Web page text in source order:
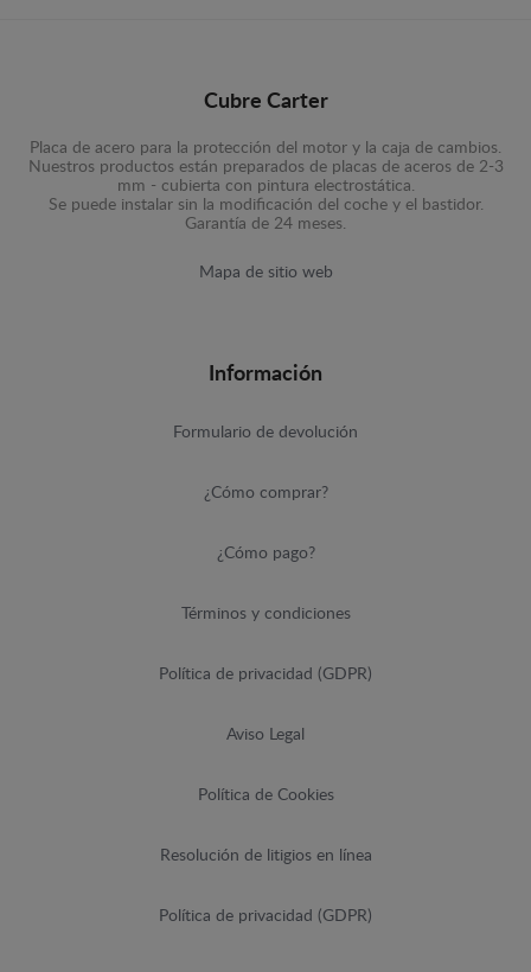
Cubre Carter
Placa de acero para la protección del motor y la caja de cambios.
Nuestros productos están preparados de placas de aceros de 2-3
mm - cubierta con pintura electrostática.
Se puede instalar sin la modificación del coche y el bastidor.
Garantía de 24 meses.
Mapa de sitio web
Información
Formulario de devolución
¿Cómo comprar?
¿Cómo pago?
Términos y condiciones
Política de privacidad (GDPR)
Aviso Legal
Política de Cookies
Resolución de litigios en línea
Política de privacidad (GDPR)